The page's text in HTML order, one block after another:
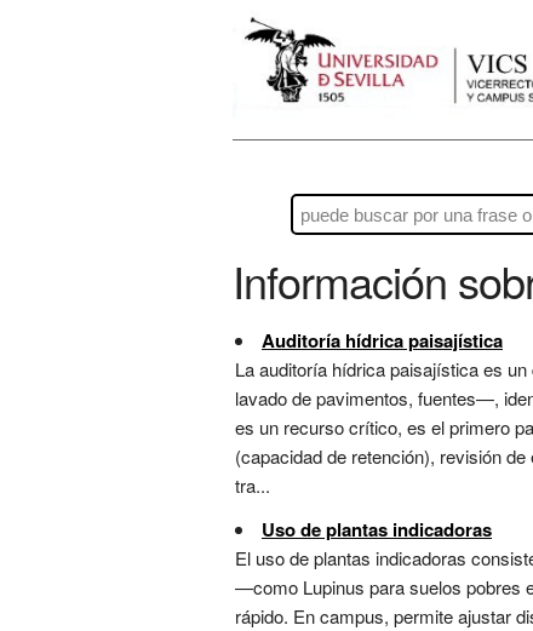
Información
Auditoría hídrica paisajística
La auditoría hídrica paisajística es
lavado de pavimentos, fuentes—,
es un recurso crítico, es el primero
(capacidad de retención), revisión
tra...
Uso de plantas indicadoras
El uso de plantas indicadoras
—como Lupinus para suelos pobres
rápido. En campus, permite ajustar